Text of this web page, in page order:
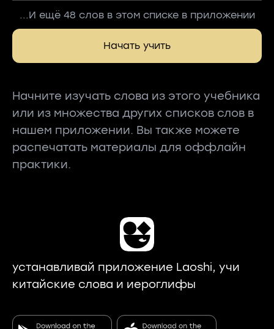
...И ещё 48 слов в этом списке в приложении
Начать учить
Начните изучать слова из этого учебника
или из множества других списков слов в
нашем приложении. Вы также можете
распечатать материалы для оффлайн
практики.
устанавливай приложение Laoshi, учи
китайские слова и иероглифы